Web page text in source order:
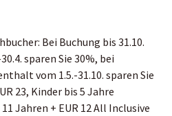
Bei Buchung bis 31.10.
sparen Sie 30%, bei
vom 1.5.-31.10. sparen Sie
23, Kinder bis 5 Jahre
Jahren + EUR 12 All Inclusive